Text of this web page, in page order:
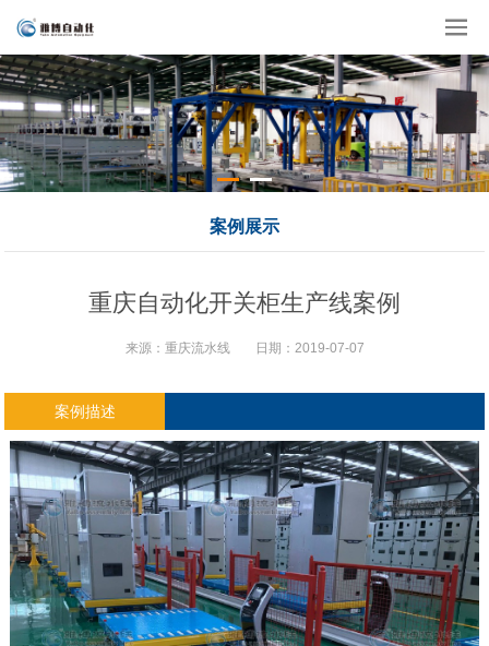
案例展示
重庆自动化开关柜生产线案例
来源：重庆流水线 日期：2019-07-07
案例描述